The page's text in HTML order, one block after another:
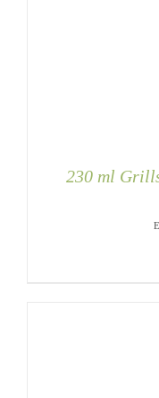
230 ml